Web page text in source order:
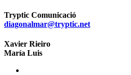
Tryptic Comunicació
diagonalmar@tryptic.net
Xavier Rieiro
María Luis